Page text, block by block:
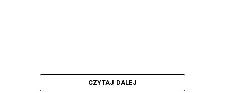
CZYTAJ DALEJ